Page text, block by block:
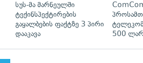
სუს-მა მარნეულში
ტექინსპექტირების
გაყალბების ფაქტზე 3 პირი
დააკავა
500